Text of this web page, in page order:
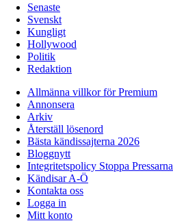
Senaste
Svenskt
Kungligt
Hollywood
Politik
Redaktion
Allmänna villkor för Premium
Annonsera
Arkiv
Återställ lösenord
Bästa kändissajterna 2026
Bloggnytt
Integritetspolicy Stoppa Pressarna
Kändisar A-Ö
Kontakta oss
Logga in
Mitt konto